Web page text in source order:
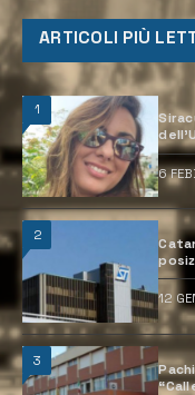
ARTICOLI PIÙ
1
6
2
12
3